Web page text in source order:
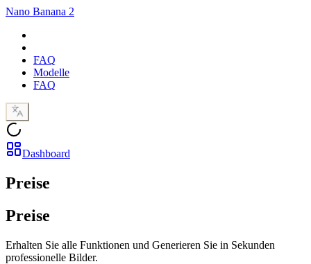
Nano Banana 2
FAQ
Modelle
FAQ
Dashboard
Preise
Preise
Erhalten Sie alle Funktionen und Generieren Sie in Sekunden
professionelle Bilder.